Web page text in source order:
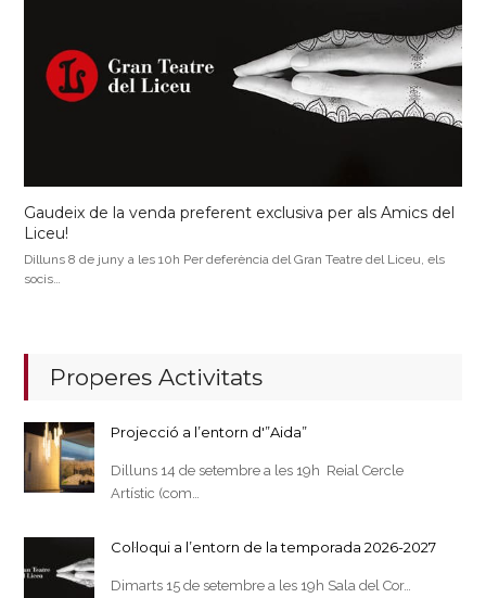
Gaudeix de la venda preferent exclusiva per als Amics del
Liceu!
Dilluns 8 de juny a les 10h Per deferència del Gran Teatre del Liceu, els
socis…
Properes Activitats
Projecció a l’entorn d'”Aida”
Dilluns 14 de setembre a les 19h Reial Cercle
Artístic (com…
Col·loqui a l’entorn de la temporada 2026-2027
Dimarts 15 de setembre a les 19h Sala del Cor…